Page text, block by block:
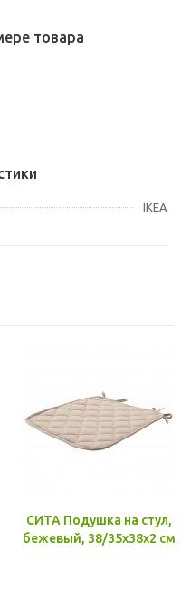
товара
IKEA
СИТА Подушка на стул,
бежевый, 38/35x38x2 см